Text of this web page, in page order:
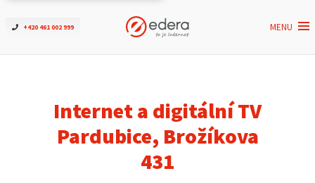
+420 461 002 999 MENU
Ověřit dostupnost
ČEZNET TV
Internet a digitální TV
Pardubice, Brožíkova
431